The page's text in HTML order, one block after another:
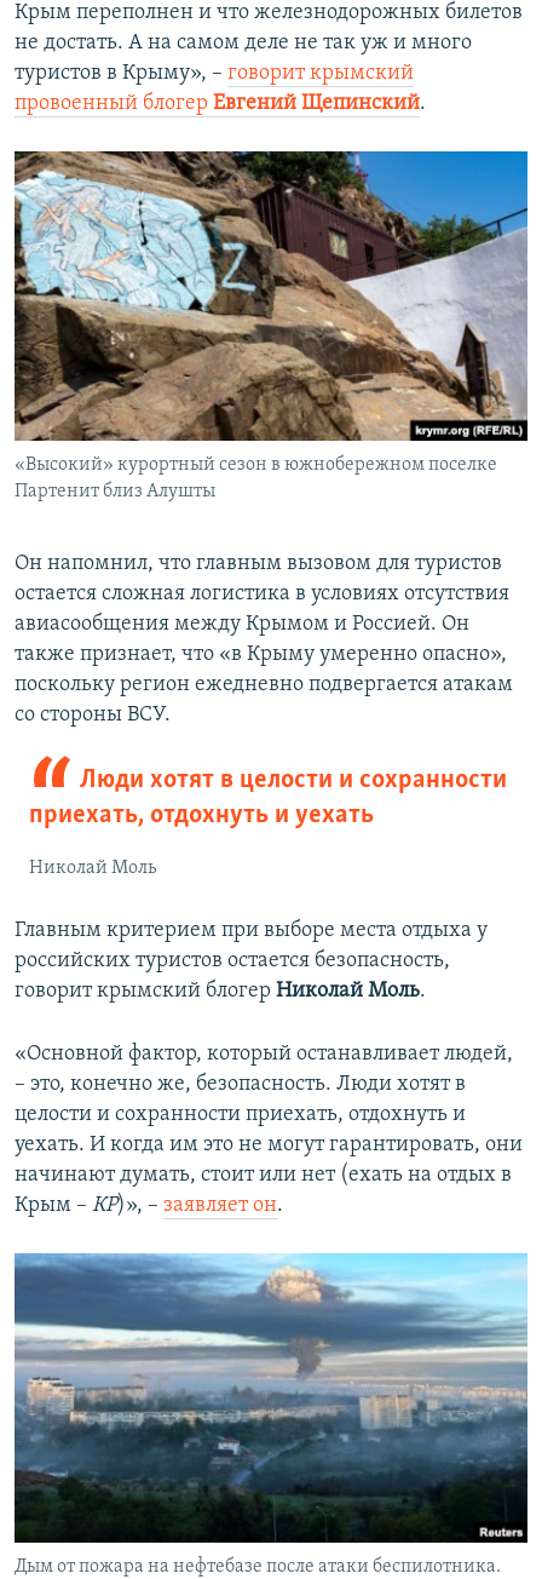
Крым переполнен и что железнодорожных билетов
не достать. А на самом деле не так уж и много
туристов в Крыму», – говорит крымский
провоенный блогер Евгений Щепинский.
«Высокий» курортный сезон в южнобережном поселке
Партенит близ Алушты
Он напомнил, что главным вызовом для туристов
остается сложная логистика в условиях отсутствия
авиасообщения между Крымом и Россией. Он
также признает, что «в Крыму умеренно опасно»,
поскольку регион ежедневно подвергается атакам
со стороны ВСУ.
Люди хотят в целости и сохранности
приехать, отдохнуть и уехать
Николай Моль
Главным критерием при выборе места отдыха у
российских туристов остается безопасность,
говорит крымский блогер Николай Моль.
«Основной фактор, который останавливает людей,
– это, конечно же, безопасность. Люди хотят в
целости и сохранности приехать, отдохнуть и
уехать. И когда им это не могут гарантировать, они
начинают думать, стоит или нет (ехать на отдых в
Крым – КР)», – заявляет он.
Дым от пожара на нефтебазе после атаки беспилотника.